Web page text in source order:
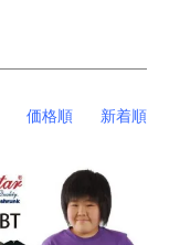
価格順 新着順